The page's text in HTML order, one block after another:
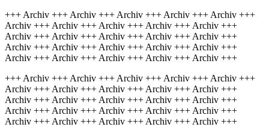
+++ Archiv +++ Archiv +++ Archiv +++ Archiv +++ Archiv +++
Archiv +++ Archiv +++ Archiv +++ Archiv +++ Archiv +++
Archiv +++ Archiv +++ Archiv +++ Archiv +++ Archiv +++
Archiv +++ Archiv +++ Archiv +++ Archiv +++ Archiv +++
Archiv +++ Archiv +++ Archiv +++ Archiv +++ Archiv +++
+++ Archiv +++ Archiv +++ Archiv +++ Archiv +++ Archiv +++
Archiv +++ Archiv +++ Archiv +++ Archiv +++ Archiv +++
Archiv +++ Archiv +++ Archiv +++ Archiv +++ Archiv +++
Archiv +++ Archiv +++ Archiv +++ Archiv +++ Archiv +++
Archiv +++ Archiv +++ Archiv +++ Archiv +++ Archiv +++